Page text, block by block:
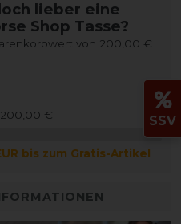
lieber eine
Shop Tasse?
von 200,00 €
€
bis zum Gratis-Artikel
SSV